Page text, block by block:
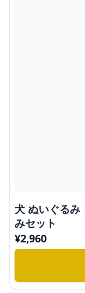
犬 ぬいぐるみ
みセット
¥2,960